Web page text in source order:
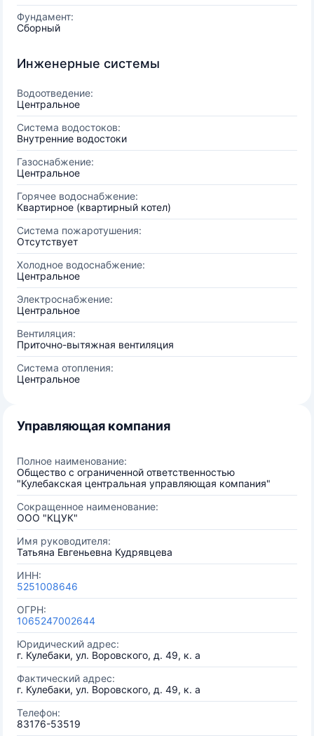
Фундамент:
Сборный
Инженерные системы
Водоотведение:
Центральное
Система водостоков:
Внутренние водостоки
Газоснабжение:
Центральное
Горячее водоснабжение:
Квартирное (квартирный котел)
Система пожаротушения:
Отсутствует
Холодное водоснабжение:
Центральное
Электроснабжение:
Центральное
Вентиляция:
Приточно-вытяжная вентиляция
Система отопления:
Центральное
Управляющая компания
Полное наименование:
Общество с ограниченной ответственностью
"Кулебакская центральная управляющая компания"
Сокращенное наименование:
ООО "КЦУК"
Имя руководителя:
Татьяна Евгеньевна Кудрявцева
ИНН:
5251008646
ОГРН:
1065247002644
Юридический адрес:
г. Кулебаки, ул. Воровского, д. 49, к. а
Фактический адрес:
г. Кулебаки, ул. Воровского, д. 49, к. а
Телефон:
83176-53519